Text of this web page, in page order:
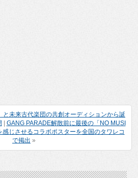
未来古代楽団の共創オーディションから誕
GANG PARADE解散前に最後の「NO MUSI
じさせるコラボポスターを全国のタワレコ
で掲出 »